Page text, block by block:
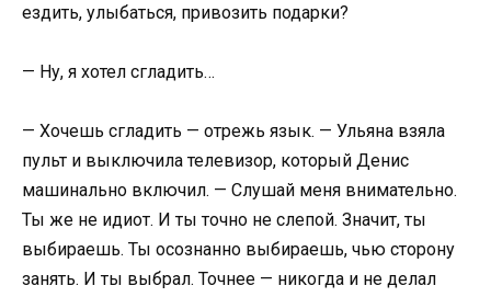
ездить, улыбаться, привозить подарки?
— Ну, я хотел сгладить…
— Хочешь сгладить — отрежь язык. — Ульяна взяла
пульт и выключила телевизор, который Денис
машинально включил. — Слушай меня внимательно.
Ты же не идиот. И ты точно не слепой. Значит, ты
выбираешь. Ты осознанно выбираешь, чью сторону
занять. И ты выбрал. Точнее — никогда и не делал